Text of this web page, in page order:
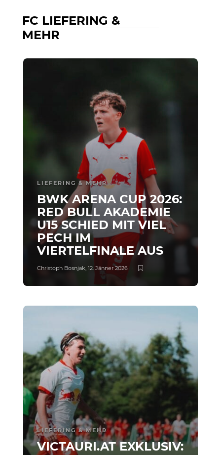
FC LIEFERING &
MEHR
LIEFERING & MEHR
BWK ARENA CUP 2026:
RED BULL AKADEMIE
U15 SCHIED MIT VIEL
PECH IM
VIERTELFINALE AUS
Christoph Bosnjak 12. Jänner 2026
LIEFERING & MEHR
VICTAURI.AT EXKLUSIV: